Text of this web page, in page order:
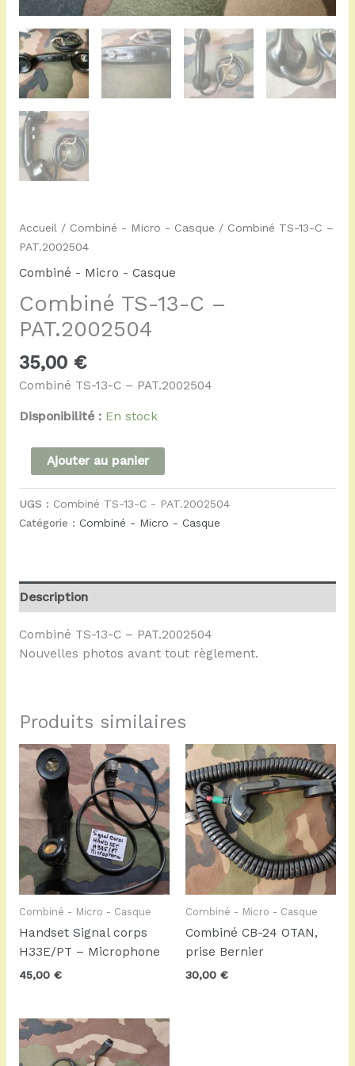
Accueil / Combiné - Micro - Casque / Combiné TS-13-C –
PAT.2002504
Combiné - Micro - Casque
Combiné TS-13-C –
PAT.2002504
35,00 €
Combiné TS-13-C – PAT.2002504
Disponibilité : En stock
Ajouter au panier
UGS : Combiné TS-13-C - PAT.2002504
Catégorie : Combiné - Micro - Casque
Description
Combiné TS-13-C – PAT.2002504
Nouvelles photos avant tout règlement.
Produits similaires
Combiné - Micro - Casque
Handset Signal corps
H33E/PT – Microphone
45,00 €
Combiné - Micro - Casque
Combiné CB-24 OTAN,
prise Bernier
30,00 €